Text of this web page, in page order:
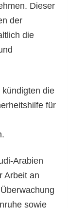
Dieser
der
die
kündigten die
für
Arabien
Arbeit an
sowie